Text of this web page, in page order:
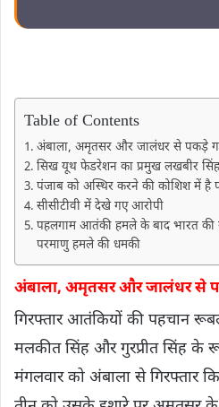
Table of Contents
अंबाला, अमृतसर और जालंधर से पकड़े
सिख यूथ फेडरेशन का प्रमुख लखबीर
पंजाब को अस्थिर करने की कोशिश में है
सीसीटीवी में देखे गए आरोपी
पहलगाम आतंकी हमले के बाद भारत की
परमाणु हमले की धमकी
अंबाला, अमृतसर और जालंधर से
गिरफ्तार आतंकियों की पहचान
मलकीत सिंह और गुरप्रीत सिंह के
मंगलवार को अंबाला से गिरफ्तार